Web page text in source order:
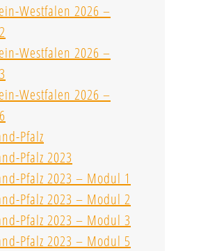
Westfalen 2026 –
Westfalen 2026 –
Westfalen 2026 –
Pfalz
Pfalz 2023
Pfalz 2023 – Modul 1
Pfalz 2023 – Modul 2
Pfalz 2023 – Modul 3
Pfalz 2023 – Modul 5